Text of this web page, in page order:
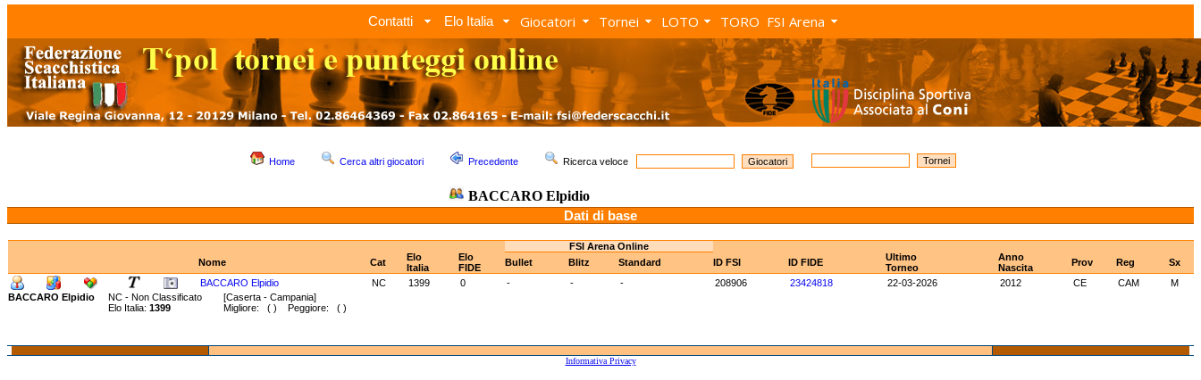
Contatti Elo Italia Giocatori Tornei LOTO TORO FSI Arena
Home Cerca altri giocatori Precedente Ricerca veloce
BACCARO Elpidio
Dati di base
FSI Arena Online
Nome
Cat
Elo
Italia
Elo
FIDE
Bullet Blitz Standard ID FSI ID FIDE
Ultimo
Torneo
Anno
Nascita
Prov Reg
Sx
BACCARO Elpidio
NC 1399 0 - - - 208906 23424818 22-03-2026 2012 CE CAM
M
BACCARO Elpidio
NC - Non Classificato [Caserta - Campania]
Elo Italia: 1399 Migliore: ( ) Peggiore: ( )
Informativa Privacy